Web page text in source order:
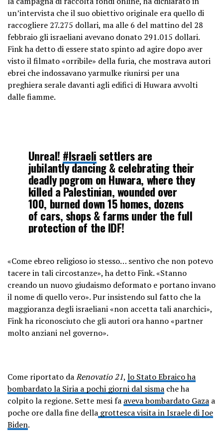
un’intervista che il suo obiettivo originale era quello di
raccogliere 27.275 dollari, ma alle 6 del mattino del 28
febbraio gli israeliani avevano donato 291.015 dollari.
Fink ha detto di essere stato spinto ad agire dopo aver
visto il filmato «orribile» della furia, che mostrava autori
ebrei che indossavano yarmulke riunirsi per una
preghiera serale davanti agli edifici di Huwara avvolti
dalle fiamme.
Unreal! #Israeli settlers are
jubilantly dancing & celebrating their
deadly pogrom on Huwara, where they
killed a Palestinian, wounded over
100, burned down 15 homes, dozens
of cars, shops & farms under the full
protection of the IDF!
There's been ZERO arrests against
settlers!pic.twitter.com/btlbM2KigK
— Muhammad Shehada
(@muhammadshehad2)February 26,
2023
«Come ebreo religioso io stesso… sentivo che non potevo
tacere in tali circostanze», ha detto Fink. «Stanno
creando un nuovo giudaismo deformato e portano invano
il nome di quello vero». Pur insistendo sul fatto che la
maggioranza degli israeliani «non accetta tali anarchici»,
Fink ha riconosciuto che gli autori ora hanno «partner
molto anziani nel governo».
Come riportato daRenovatio 21, lo Stato Ebraico ha
bombardato la Siria a pochi giorni dal sisma che ha
colpito la regione. Sette mesi fa aveva bombardato Gaza a
poche ore dalla fine della grottesca visita in Israele di Joe
Biden.